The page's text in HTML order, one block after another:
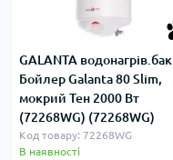
GALANTA водонагрів.бак
Бойлер Galanta 80 Slim,
мокрий Тен 2000 Вт
(72268WG) (72268WG)
Код товару: 72268WG
В наявності